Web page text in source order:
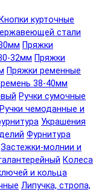
Кнопки курточные
стали
Пряжки
32мм Пряжки
Пряжки ременные
38-40мм
Ручки сумочные
Ручки чемоданные и
Украшения
Фурнитура
Застежки-молнии и
Колеса
и кольца
Липучка, стропа,